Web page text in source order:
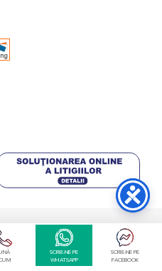
SCRIE-NE PE
WHATSAPP
SCRIE-NE PE
FACEBOOK
Centrale SRL 2025
din contract